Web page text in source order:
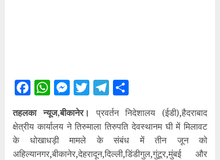
Facebook
WhatsApp
Messenger
TwitterTelegram
तहलका न्यूज,बीकानेर।
प्रवर्तन निदेशालय (ईडी),हैदराबाद
क्षेत्रीय कार्यालय ने तिरुमाला तिरुपति देवस्थानम घी में मिलावट
के धोखाधड़ी मामले के संबंध में तीन जून को
अहिल्यानगर,बीकानेर,देहरादून,दिल्ली,डिंडीगुल,गुंटूर,मुंबई और